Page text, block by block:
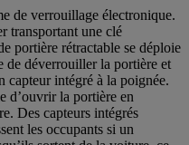
de verrouillage électronique.
transportant une clé
portière rétractable se déploie
de déverrouiller la portière et
capteur intégré à la poignée.
d’ouvrir la portière en
Des capteurs intégrés
les occupants si un